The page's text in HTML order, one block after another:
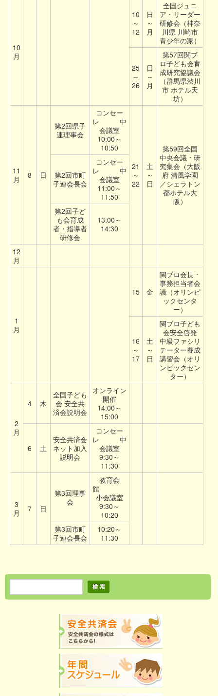
10
月
10
～
12
日
～
月
全国ジュニ
ア・リーダー
研修会（神奈
川県 川崎市
青少年の家）
25
～
26
日
～
月
第57回関ブ
ロ子ども会育
成研究協議会
（群馬県渋川
市 ホテル天
坊）
11
月
8 日
第2回県子
連理事会
コンセー
レ 中
会議室
10:00～
10:50
21
～
22
土
～
日
第59回全国
中央会議・研
究集会（大阪
府 清風学園
／シェラトン
都ホテル大
阪）
第2回市町
子連会長会
コンセー
レ 中
会議室
11:00～
11:50
第2回子ど
も会育成
者・指導者
研修会
13:00～
14:30
12
月
1
月
15 金
関ブロ会長・
事務担当者会
議（オリンピ
ックセンタ
ー）
16
～
17
土
～
日
関ブロ子ども
会安全啓発
中級ファシリ
テーター養成
講習会（オリ
ンピックセン
ター）
2
月
4 木
全国子ども
会 安全共
済会説明会
オンライン
開催
14:00～
15:00
6 土
安全共済会
ネット加入
説明会
コンセー
レ 中
会議室
9:30～
11:30
3
月
7 日
第3回理事
会
教育会
館
小会議室
9:30～
10:20
第3回市町
子連会長会
10:20～
11:30